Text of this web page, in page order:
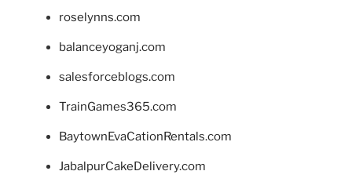
roselynns.com
balanceyoganj.com
salesforceblogs.com
TrainGames365.com
BaytownEvaCationRentals.com
JabalpurCakeDelivery.com